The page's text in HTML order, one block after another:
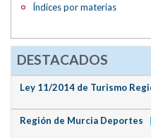
Índices por materias
DESTACADOS
Ley 11/2014 de Turismo
Región de Murcia Deportes